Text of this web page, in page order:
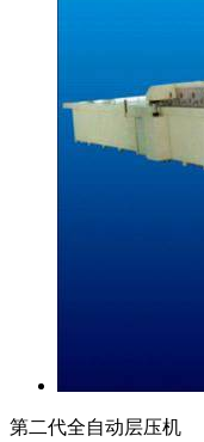
第二代全自动层压机